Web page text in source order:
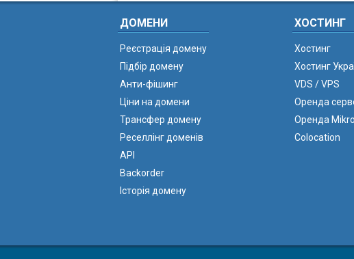
ДОМЕНИ
Реєстрація домену
Підбір домену
Анти-фішинг
Ціни на домени
Трансфер домену
Реселлінг доменів
API
Backorder
Історія домену
ХОСТИНГ
Хостинг
Хостинг
VDS / VPS
Оренда
Оренда
Colocation